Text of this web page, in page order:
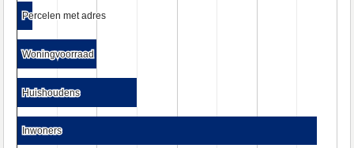
Percelen met adres
Percelen met adres
Woningvoorraad
Woningvoorraad
Huishoudens
Huishoudens
Inwoners
Inwoners